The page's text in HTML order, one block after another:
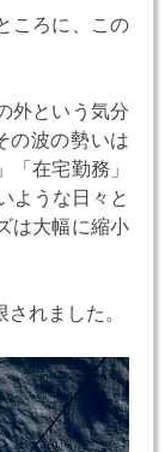
ころに、この
外という気分
の波の勢いは
在宅勤務」
ような日々と
は大幅に縮小
れました。